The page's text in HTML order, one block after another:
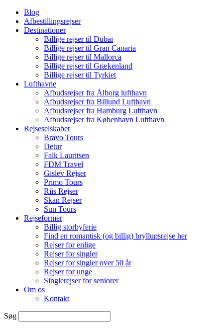
Blog
Afbestillingsrejser
Destinationer
Billige rejser til Dubai
Billige rejser til Gran Canaria
Billige rejser til Mallorca
Billige rejser til Grækenland
Billige rejser til Tyrkiet
Lufthavne
Afbudsrejser fra Ålborg lufthavn
Afbudsrejser fra Billund Lufthavn
Afbudsrejser fra Hamburg Lufthavn
Afbudsrejser fra København Lufthavn
Rejseselskaber
Bravo Tours
Detur
Falk Lauritsen
FDM Travel
Gislev Rejser
Primo Tours
Riis Rejser
Skan Rejser
Sun Tours
Rejseformer
Billig storbyferie
Find en romantisk (og billig) bryllupsrejse her
Rejser for enlige
Rejser for singler
Rejser for singler over 50 år
Rejser for unge
Singlerejser for seniorer
Om os
Kontakt
Søg